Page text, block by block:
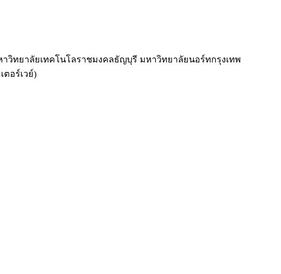
วิทยาลัยเทคโนโลราชมงคลธัญบุรี มหาวิทยาลัยนอร์ทกรุงเทพ
ตอร์เวย์)